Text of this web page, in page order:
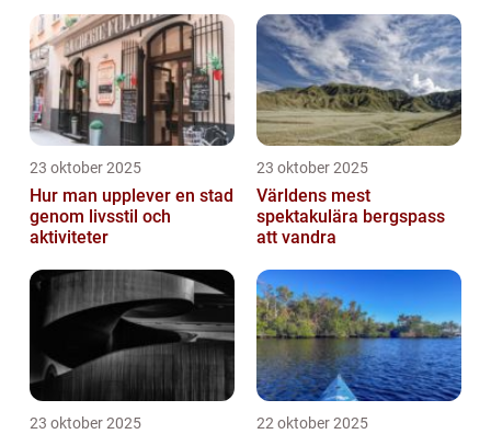
23 oktober 2025
Hur man upplever en stad
genom livsstil och
aktiviteter
23 oktober 2025
Världens mest
spektakulära bergspass
att vandra
23 oktober 2025 22 oktober 2025